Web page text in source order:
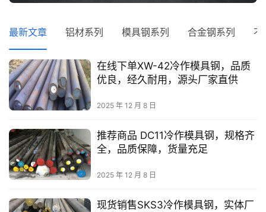
页
铝
材
系
列
具
钢
系
列
合
登录
最新文章 铝材系列 模具钢系列 合金钢系列 不
在线下单XW-42冷作模具钢，品质
优良，经久耐用，源头厂家直供
2025 年 12 月 8 日
推荐商品 DC11冷作模具钢，规格齐
全，品质保障，货量充足
2025 年 12 月 8 日
现货销售SKS3冷作模具钢，实体厂